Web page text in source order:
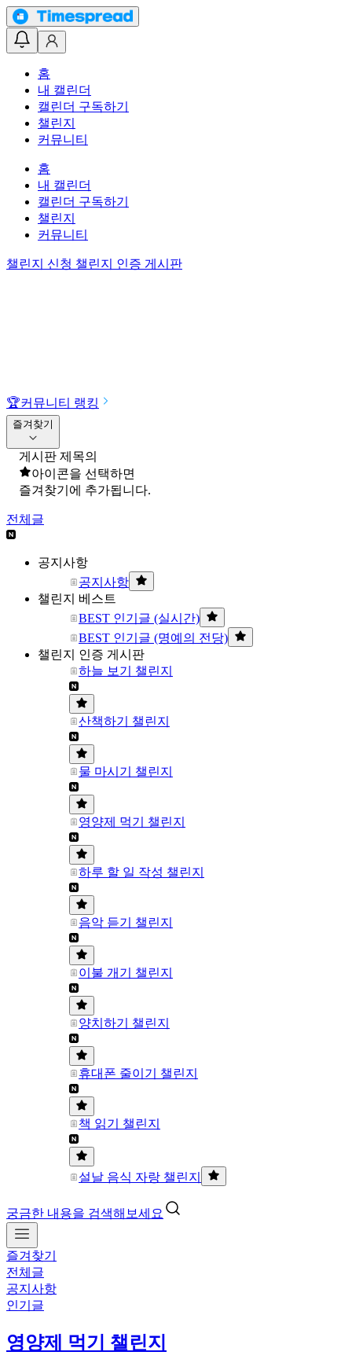
홈
내 캘린더
캘린더 구독하기
챌린지
커뮤니티
홈
내 캘린더
캘린더 구독하기
챌린지
커뮤니티
챌린지 신청 챌린지 인증 게시판
🏆커뮤니티 랭킹
즐겨찾기
게시판 제목의
아이콘을 선택하면
즐겨찾기에 추가됩니다.
전체글
공지사항
공지사항
챌린지 베스트
BEST 인기글 (실시간)
BEST 인기글 (명예의 전당)
챌린지 인증 게시판
하늘 보기 챌린지
산책하기 챌린지
물 마시기 챌린지
영양제 먹기 챌린지
하루 할 일 작성 챌린지
음악 듣기 챌린지
이불 개기 챌린지
양치하기 챌린지
휴대폰 줄이기 챌린지
책 읽기 챌린지
설날 음식 자랑 챌린지
궁금한 내용을 검색해보세요
즐겨찾기
전체글
공지사항
인기글
영양제 먹기 챌린지